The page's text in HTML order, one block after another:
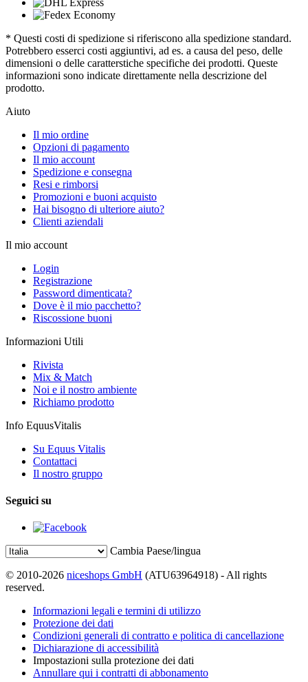
* Questi costi di spedizione si riferiscono alla spedizione standard.
Potrebbero esserci costi aggiuntivi, ad es. a causa del peso, delle
dimensioni o delle caratterstiche specifiche dei prodotti. Queste
informazioni sono indicate direttamente nella descrizione del
prodotto.
Aiuto
Il mio ordine
Opzioni di pagamento
Il mio account
Spedizione e consegna
Resi e rimborsi
Promozioni e buoni acquisto
Hai bisogno di ulteriore aiuto?
Clienti aziendali
Il mio account
Login
Registrazione
Password dimenticata?
Dove è il mio pacchetto?
Riscossione buoni
Informazioni Utili
Rivista
Mix & Match
Noi e il nostro ambiente
Richiamo prodotto
Info EquusVitalis
Su Equus Vitalis
Contattaci
Il nostro gruppo
Seguici su
Cambia Paese/lingua
© 2010-2026 niceshops GmbH (ATU63964918) - All rights
reserved.
Informazioni legali e termini di utilizzo
Protezione dei dati
Condizioni generali di contratto e politica di cancellazione
Dichiarazione di accessibilità
Impostazioni sulla protezione dei dati
Annullare qui i contratti di abbonamento